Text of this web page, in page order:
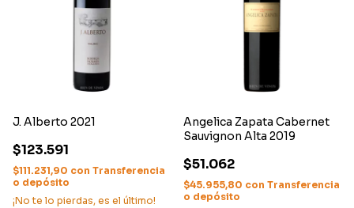
J. Alberto 2021
$123.591
$111.231,90 con Transferencia
o depósito
¡No te lo pierdas, es el último!
Angelica Zapata Cabernet
Sauvignon Alta 2019
$51.062
$45.955,80 con Transferencia
o depósito